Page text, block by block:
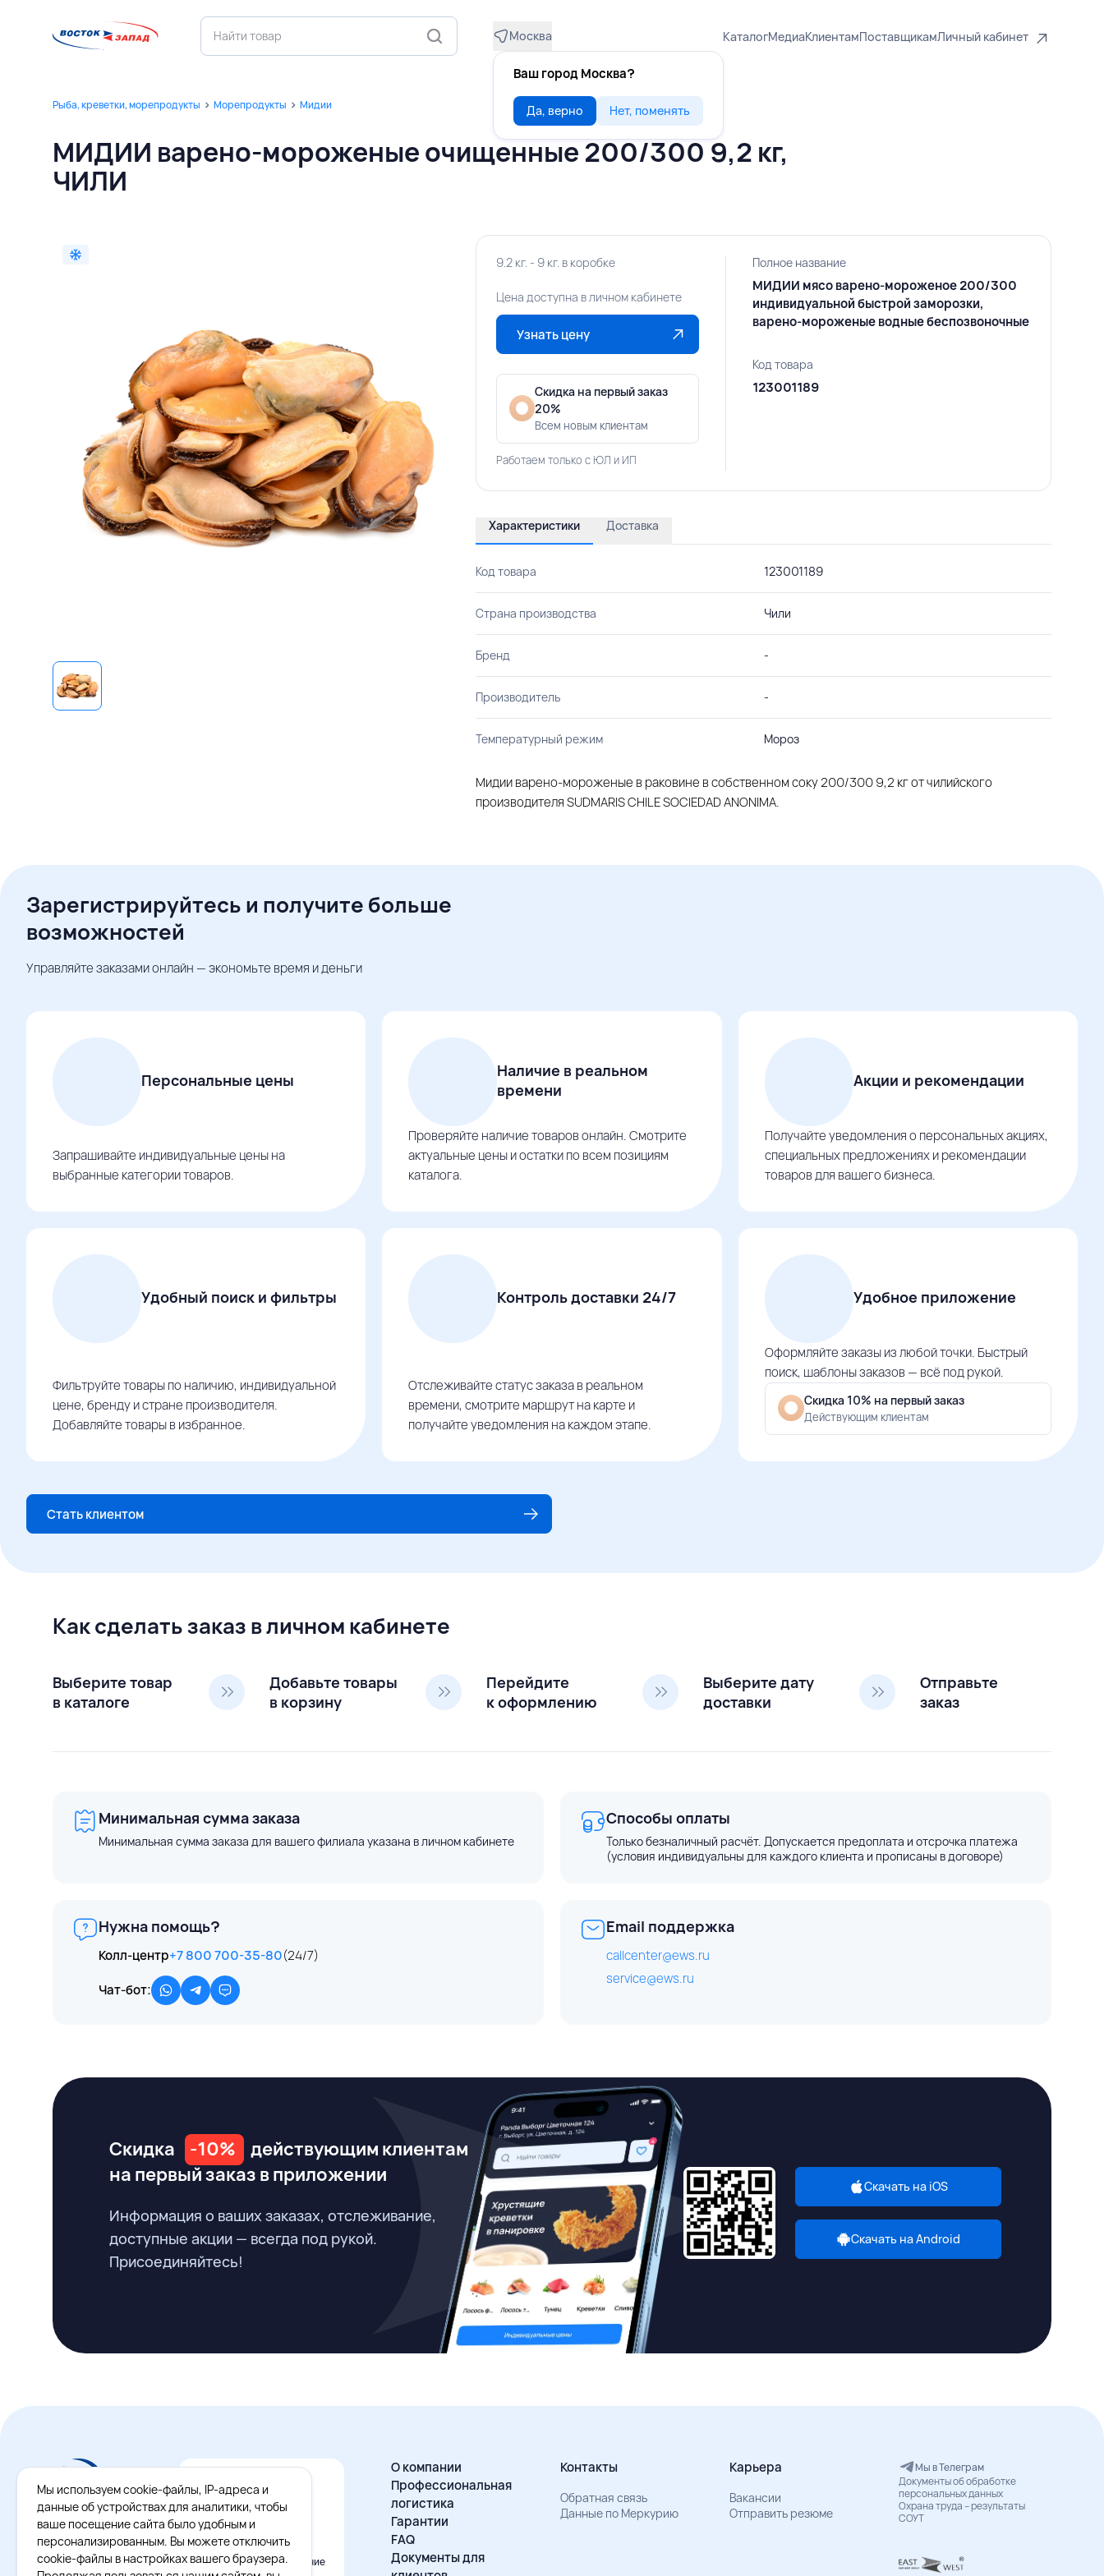
Москва
Ваш город Москва?
Да, верно Нет, поменять
КаталогМедиаКлиентамПоставщикамЛичный кабинет
Рыба, креветки, морепродукты Морепродукты Мидии
МИДИИ варено-мороженые очищенные 200/300 9,2 кг,
ЧИЛИ
9.2 кг. - 9 кг. в коробке
Цена доступна в личном кабинете
Узнать цену
Скидка на первый заказ
20%
Всем новым клиентам
Работаем только с ЮЛ и ИП
Полное название
МИДИИ мясо варено-мороженое 200/300
индивидуальной быстрой заморозки,
варено-мороженые водные беспозвоночные
Код товара
123001189
Характеристики Доставка
Код товара 123001189
Страна производства Чили
Бренд -
Производитель -
Температурный режим Мороз
Мидии варено-мороженые в раковине в собственном соку 200/300 9,2 кг от чилийского
производителя SUDMARIS CHILE SOCIEDAD ANONIMA.
Зарегистрируйтесь и получите больше
возможностей
Управляйте заказами онлайн — экономьте время и деньги
Персональные цены
Запрашивайте индивидуальные цены на
выбранные категории товаров.
Наличие в реальном
времени
Проверяйте наличие товаров онлайн. Смотрите
актуальные цены и остатки по всем позициям
каталога.
Акции и рекомендации
Получайте уведомления о персональных акциях,
специальных предложениях и рекомендации
товаров для вашего бизнеса.
Удобный поиск и фильтры
Фильтруйте товары по наличию, индивидуальной
цене, бренду и стране производителя.
Добавляйте товары в избранное.
Контроль доставки 24/7
Отслеживайте статус заказа в реальном
времени, смотрите маршрут на карте и
получайте уведомления на каждом этапе.
Удобное приложение
Оформляйте заказы из любой точки. Быстрый
поиск, шаблоны заказов — всё под рукой.
Скидка 10% на первый заказ
Действующим клиентам
Стать клиентом
Как сделать заказ в личном кабинете
Выберите товар
в каталоге
Добавьте товары
в корзину
Перейдите
к оформлению
Выберите дату
доставки
Отправьте
заказ
Минимальная сумма заказа
Минимальная сумма заказа для вашего филиала указана в личном кабинете
Способы оплаты
Только безналичный расчёт. Допускается предоплата и отсрочка платежа
(условия индивидуальны для каждого клиента и прописаны в договоре)
Нужна помощь?
Колл-центр+7 800 700-35-80(24/7)
Чат-бот:
Email поддержка
callcenter@ews.ru
service@ews.ru
Скидка -10%
действующим клиентам
на первый заказ в приложении
Информация о ваших заказах, отслеживание,
доступные акции — всегда под рукой.
Присоединяйтесь!
Скачать на iOS
Скачать на Android
Официальное приложение
О компании
Профессиональная
логистика
Гарантии
FAQ
Документы для
Контакты
Обратная связь
Данные по Меркурию
Карьера
Вакансии
Отправить резюме
Мы в Телеграм
Документы об обработке
персональных данных
Охрана труда – результаты
СОУТ
Мы используем cookie-файлы, IP-адреса и
данные об устройствах для аналитики, чтобы
ваше посещение сайта было удобным и
персонализированным. Вы можете отключить
cookie-файлы в настройках вашего браузера.